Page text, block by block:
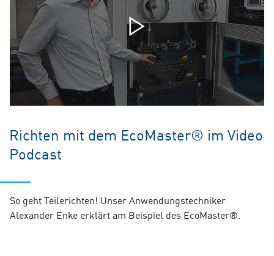
Richten mit dem EcoMaster® im Video
Podcast
So geht Teilerichten! Unser Anwendungstechniker
Alexander Enke erklärt am Beispiel des EcoMaster®.